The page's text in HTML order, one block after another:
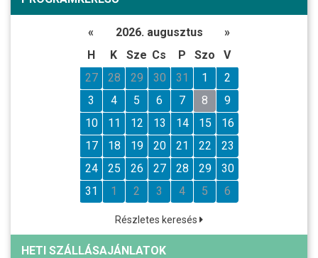
« 2026. augusztus
»
H
K Sze Cs P Szo
V
27
28 29 30 31 1
2
3
4 5 6 7 8
9
10
11 12 13 14 15
16
17
18 19 20 21 22
23
24
25 26 27 28 29
30
31
1 2 3 4 5 6
Részletes keresés
HETI SZÁLLÁSAJÁNLATOK